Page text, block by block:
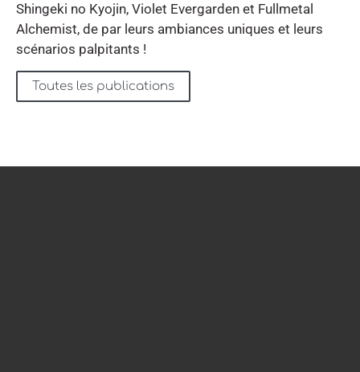
Shingeki no Kyojin, Violet Evergarden et Fullmetal
Alchemist, de par leurs ambiances uniques et leurs
scénarios palpitants !
Toutes les publications